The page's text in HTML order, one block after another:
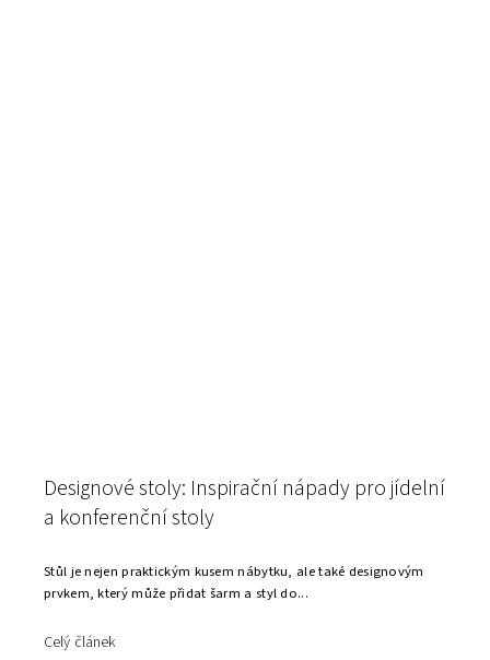
Designové stoly: Inspirační nápady pro jídelní
a konferenční stoly
Stůl je nejen praktickým kusem nábytku, ale také designovým
prvkem, který může přidat šarm a styl do...
Celý článek